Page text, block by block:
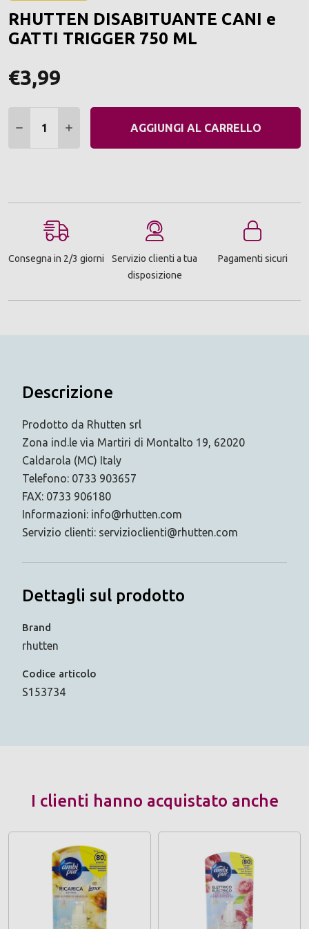
RHUTTEN DISABITUANTE CANI e
GATTI TRIGGER 750 ML
€3,99
DIMINUIRE QUANTITÀ:
AUMENTARE QUANTITÀ:
AGGIUNGI AL CARRELLO
Consegna in 2/3 giorni
Servizio clienti a tua
disposizione
Pagamenti sicuri
Descrizione
Prodotto da Rhutten srl
Zona ind.le via Martiri di Montalto 19, 62020
Caldarola (MC) Italy
Telefono: 0733 903657
FAX: 0733 906180
Informazioni: info@rhutten.com
Servizio clienti: servizioclienti@rhutten.com
Dettagli sul prodotto
Brand
rhutten
Codice articolo
S153734
I clienti hanno acquistato anche